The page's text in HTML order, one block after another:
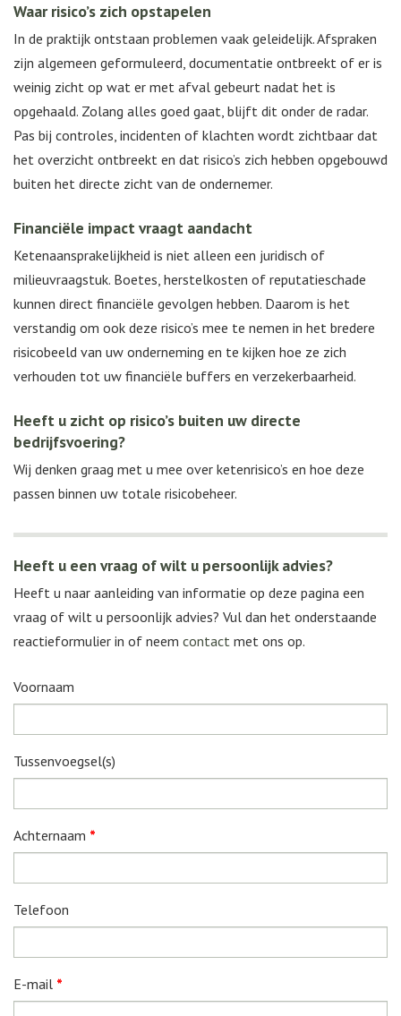
Waar risico’s zich opstapelen
In de praktijk ontstaan problemen vaak geleidelijk. Afspraken
zijn algemeen geformuleerd, documentatie ontbreekt of er is
weinig zicht op wat er met afval gebeurt nadat het is
opgehaald. Zolang alles goed gaat, blijft dit onder de radar.
Pas bij controles, incidenten of klachten wordt zichtbaar dat
het overzicht ontbreekt en dat risico’s zich hebben opgebouwd
buiten het directe zicht van de ondernemer.
Financiële impact vraagt aandacht
Ketenaansprakelijkheid is niet alleen een juridisch of
milieuvraagstuk. Boetes, herstelkosten of reputatieschade
kunnen direct financiële gevolgen hebben. Daarom is het
verstandig om ook deze risico’s mee te nemen in het bredere
risicobeeld van uw onderneming en te kijken hoe ze zich
verhouden tot uw financiële buffers en verzekerbaarheid.
Heeft u zicht op risico’s buiten uw directe
bedrijfsvoering?
Wij denken graag met u mee over ketenrisico’s en hoe deze
passen binnen uw totale risicobeheer.
Heeft u een vraag of wilt u persoonlijk advies?
Heeft u naar aanleiding van informatie op deze pagina een
vraag of wilt u persoonlijk advies? Vul dan het onderstaande
reactieformulier in of neem contact met ons op.
Voornaam
Tussenvoegsel(s)
Achternaam *
Telefoon
E-mail *